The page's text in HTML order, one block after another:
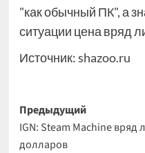
"как обычный ПК", а
ситуации цена вряд
Источник:shazoo.ru
Навигация
записи
Предыдущий
IGN: Steam Machine вряд
долларов